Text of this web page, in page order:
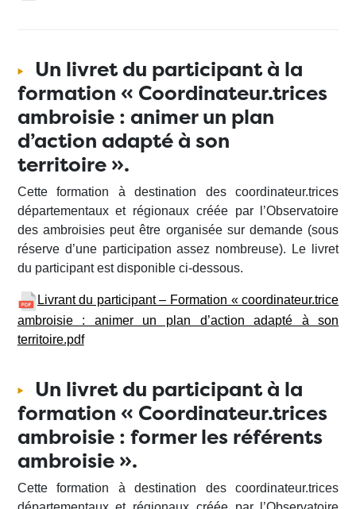
Un livret du participant à la
formation « Coordinateur.trices
ambroisie : animer un plan
d’action adapté à son
territoire ».
Cette formation à destination des coordinateur.trices
départementaux et régionaux créée par l’Observatoire
des ambroisies peut être organisée sur demande (sous
réserve d’une participation assez nombreuse). Le livret
du participant est disponible ci-dessous.
Livrant du participant – Formation « coordinateur.trice
ambroisie : animer un plan d’action adapté à son
territoire.pdf
Un livret du participant à la
formation « Coordinateur.trices
ambroisie : former les référents
ambroisie ».
Cette formation à destination des coordinateur.trices